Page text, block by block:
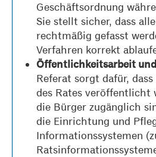
Geschäftsordnung
Sie stellt sicher, dass
rechtmäßig gefasst
Verfahren korrekt
Öffentlichkeitsarbeit
Referat sorgt dafür,
des Rates veröffentlicht
die Bürger zugänglich
die Einrichtung und
Informationssystemen